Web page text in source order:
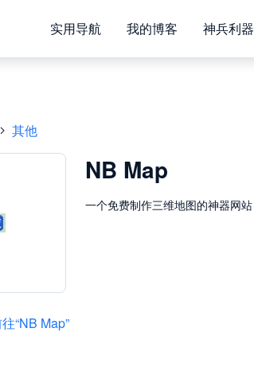
实用导航 我的博客 神兵利器
其他
NB Map
一个免费制作三维地图的神器网站
“NB Map”